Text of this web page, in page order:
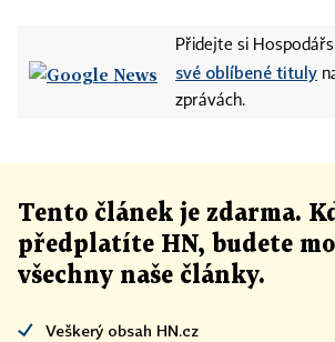
Přidejte si
své oblíbené tituly
zprávách.
Tento článek je zdarma.
předplatíte HN, budete
všechny naše články.
Veškerý obsah HN.cz